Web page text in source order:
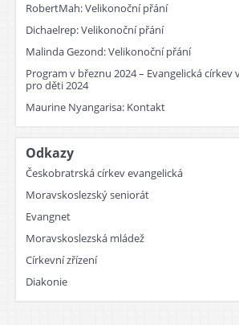
RobertMah:Velikonoční přání
Dichaelrep:Velikonoční přání
Malinda Gezond:Velikonoční přání
Program v březnu 2024 – Evangelická církev
pro děti 2024
Maurine Nyangarisa: Kontakt
Odkazy
Českobratrská církev evangelická
Moravskoslezský seniorát
Evangnet
Moravskoslezská mládež
Církevní zřízení
Diakonie